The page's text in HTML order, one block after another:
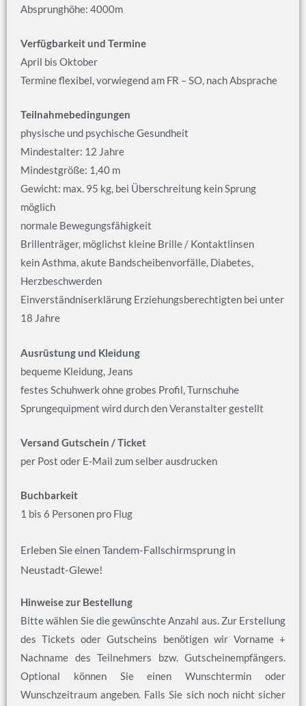
Absprunghöhe: 4000m
Verfügbarkeit und Termine
April bis Oktober
Termine flexibel, vorwiegend am FR – SO, nach Absprache
Teilnahmebedingungen
physische und psychische Gesundheit
Mindestalter: 12 Jahre
Mindestgröße: 1,40 m
Gewicht: max. 95 kg, bei Überschreitung kein Sprung
möglich
normale Bewegungsfähigkeit
Brillenträger, möglichst kleine Brille / Kontaktlinsen
kein Asthma, akute Bandscheibenvorfälle, Diabetes,
Herzbeschwerden
Einverständniserklärung Erziehungsberechtigten bei unter
18 Jahre
Ausrüstung und Kleidung
bequeme Kleidung, Jeans
festes Schuhwerk ohne grobes Profil, Turnschuhe
Sprungequipment wird durch den Veranstalter gestellt
Versand Gutschein / Ticket
per Post oder E-Mail zum selber ausdrucken
Buchbarkeit
1 bis 6 Personen pro Flug
Erleben Sie einen Tandem-Fallschirmsprung in
Neustadt-Glewe!
Hinweise zur Bestellung
Bitte wählen Sie die gewünschte Anzahl aus. Zur Erstellung
des Tickets oder Gutscheins benötigen wir Vorname +
Nachname des Teilnehmers bzw. Gutscheinempfängers.
Optional können Sie einen Wunschtermin oder
Wunschzeitraum angeben. Falls Sie sich noch nicht sicher